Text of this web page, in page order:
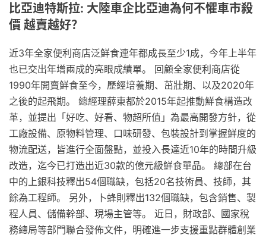
比亞迪特斯拉: 大陸車企比亞迪為何不懼車市殺
價 越賣越好？
近3年全家便利商店泛鮮食連年都成長至少1成，今年上半年
也已交出年增兩成的亮眼成績單。 回顧全家便利商店從
1990年開賣鮮食至今，歷經培養期、茁壯期、以及2020年
之後的起飛期。 總經理薛東都於2015年起推動鮮食構造改
革，並提出「好吃、好看、物超所值」為最高開發方針，從
工廠設備、原物料管理、口味研發、包裝設計到掌握鮮度的
物流配送，皆進行全面盤點，並投入長達近10年的時間升級
改造，迄今已打造出近30款的億元級鮮食單品。 總部在台
中的上銀科技釋出54個職缺，包括20名技術員、技師，其
餘為工程師。 另外，卜蜂則釋出132個職缺，包含銷售、製
程人員、儲備幹部、現場主管等。 近日，財政部、國家稅
務總局等部門聯合發佈文件，明確進一步支援重點群體創業